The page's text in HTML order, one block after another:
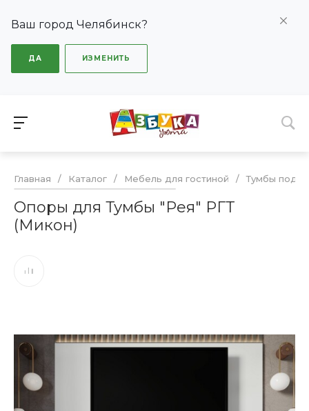
Ваш город Челябинск?
ДА ИЗМЕНИТЬ
Главная / Каталог / Мебель для гостиной / Тумбы под
Опоры для Тумбы "Рея" РГТ
(Микон)